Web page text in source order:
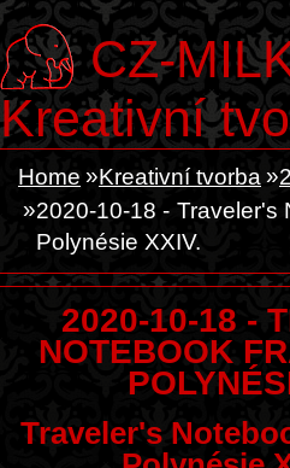
CZ-
Kreativní
Home Kreativní tvorba
2020-10-18 - Traveler's
Polynésie XXIV.
2020-10-18 -
NOTEBOOK
Traveler's